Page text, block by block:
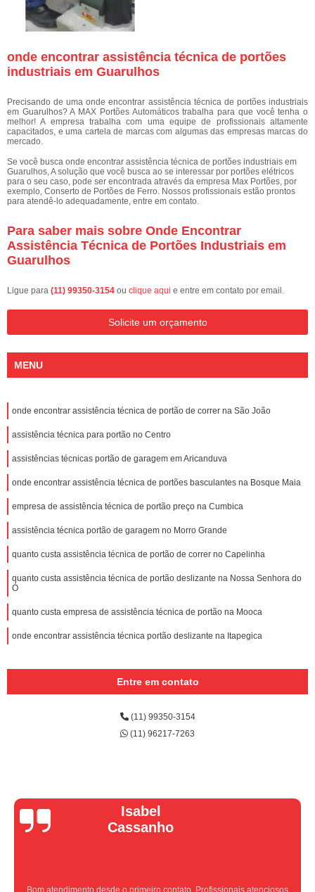
onde encontrar assistência técnica de portões
industriais em Guarulhos
Precisando de uma onde encontrar assistência técnica de portões industriais
em Guarulhos? A MAX Portões Automáticos trabalha para que você tenha o
melhor! A empresa trabalha com uma equipe de profissionais altamente
capacitados, e uma cartela de marcas com algumas das empresas marcas do
mercado.
Se você busca onde encontrar assistência técnica de portões industriais em
Guarulhos, A solução que você busca ao se interessar por portões elétricos
para o seu caso, pode ser encontrada através da empresa Max Portões, por
exemplo, Conserto de Portões de Ferro. Nossos profissionais estão prontos
para atendê-lo adequadamente, entre em contato.
Para saber mais sobre Onde Encontrar
Assistência Técnica de Portões Industriais em
Guarulhos
Ligue para (11) 99350-3154 ou clique aqui e entre em contato por email.
Solicite um orçamento
MENU
onde encontrar assistência técnica de portão de correr na São João
assistência técnica para portão no Centro
assistências técnicas portão de garagem em Aricanduva
onde encontrar assistência técnica de portões basculantes na Bosque Maia
empresa de assistência técnica de portão preço na Cumbica
assistência técnica portão de garagem no Morro Grande
quanto custa assistência técnica de portão de correr no Capelinha
quanto custa assistência técnica de portão deslizante na Nossa Senhora do
Ó
quanto custa empresa de assistência técnica de portão na Mooca
onde encontrar assistência técnica portão deslizante na Itapegica
Entre em contato
(11) 99350-3154
(11) 96217-7263
Vera Maria